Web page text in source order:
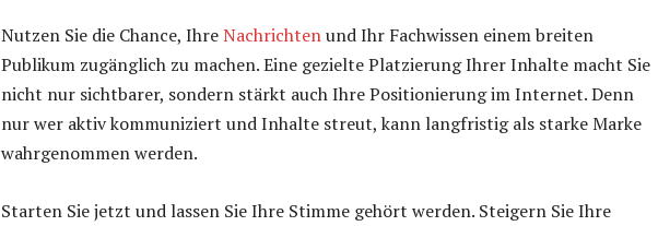
Nutzen Sie die Chance, IhreNachrichtenund Ihr Fachwissen einem breiten
Publikum zugänglich zu machen. Eine gezielte Platzierung Ihrer Inhalte macht Sie
nicht nur sichtbarer, sondern stärkt auch Ihre Positionierung im Internet. Denn
nur wer aktiv kommuniziert und Inhalte streut, kann langfristig als starke Marke
wahrgenommen werden.
Starten Sie jetzt und lassen Sie Ihre Stimme gehört werden. Steigern Sie Ihre